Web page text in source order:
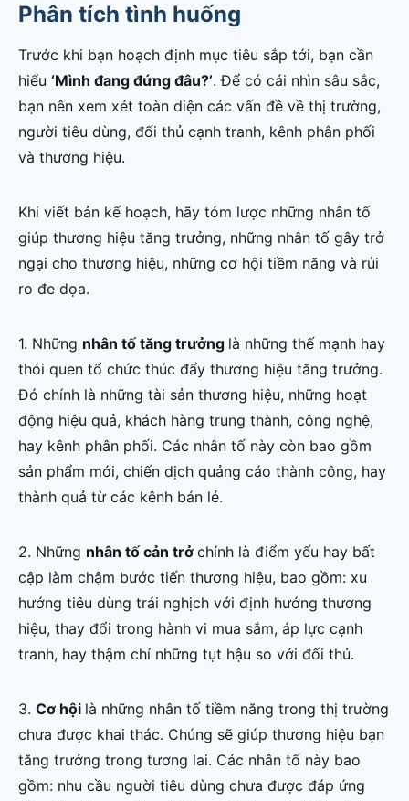
Phân tích tình huống
Trước khi bạn hoạch định mục tiêu sắp tới, bạn cần
hiểu ‘Mình đang đứng đâu?’. Để có cái nhìn sâu sắc,
bạn nên xem xét toàn diện các vấn đề về thị trường,
người tiêu dùng, đối thủ cạnh tranh, kênh phân phối
và thương hiệu.
Khi viết bản kế hoạch, hãy tóm lược những nhân tố
giúp thương hiệu tăng trưởng, những nhân tố gây trở
ngại cho thương hiệu, những cơ hội tiềm năng và rủi
ro đe dọa.
1. Những nhân tố tăng trưởng là những thế mạnh hay
thói quen tổ chức thúc đẩy thương hiệu tăng trưởng.
Đó chính là những tài sản thương hiệu, những hoạt
động hiệu quả, khách hàng trung thành, công nghệ,
hay kênh phân phối. Các nhân tố này còn bao gồm
sản phẩm mới, chiến dịch quảng cáo thành công, hay
thành quả từ các kênh bán lẻ.
2. Những nhân tố cản trở chính là điểm yếu hay bất
cập làm chậm bước tiến thương hiệu, bao gồm: xu
hướng tiêu dùng trái nghịch với định hướng thương
hiệu, thay đổi trong hành vi mua sắm, áp lực cạnh
tranh, hay thậm chí những tụt hậu so với đối thủ.
3. Cơ hội là những nhân tố tiềm năng trong thị trường
chưa được khai thác. Chúng sẽ giúp thương hiệu bạn
tăng trưởng trong tương lai. Các nhân tố này bao
gồm: nhu cầu người tiêu dùng chưa được đáp ứng